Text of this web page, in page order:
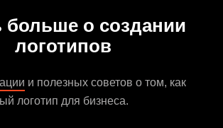
больше о создании
логотипов
и полезных советов о том, как
логотип для бизнеса.